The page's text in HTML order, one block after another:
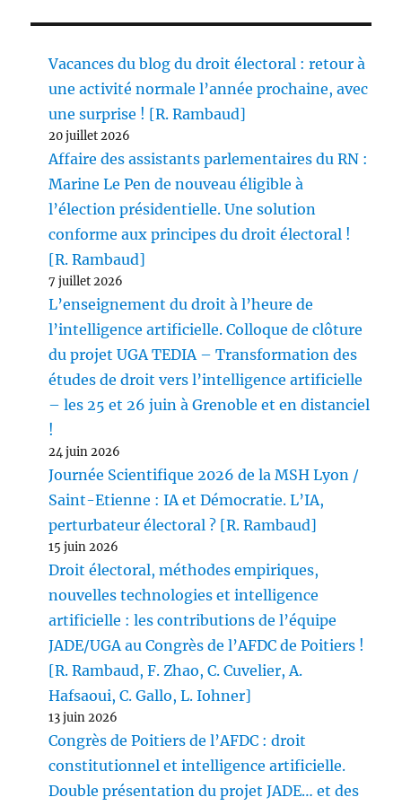
Vacances du blog du droit électoral : retour à
une activité normale l’année prochaine, avec
une surprise ! [R. Rambaud]
20 juillet 2026
Affaire des assistants parlementaires du RN :
Marine Le Pen de nouveau éligible à
l’élection présidentielle. Une solution
conforme aux principes du droit électoral !
[R. Rambaud]
7 juillet 2026
L’enseignement du droit à l’heure de
l’intelligence artificielle. Colloque de clôture
du projet UGA TEDIA – Transformation des
études de droit vers l’intelligence artificielle
– les 25 et 26 juin à Grenoble et en distanciel
!
24 juin 2026
Journée Scientifique 2026 de la MSH Lyon /
Saint-Etienne : IA et Démocratie. L’IA,
perturbateur électoral ? [R. Rambaud]
15 juin 2026
Droit électoral, méthodes empiriques,
nouvelles technologies et intelligence
artificielle : les contributions de l’équipe
JADE/UGA au Congrès de l’AFDC de Poitiers !
[R. Rambaud, F. Zhao, C. Cuvelier, A.
Hafsaoui, C. Gallo, L. Iohner]
13 juin 2026
Congrès de Poitiers de l’AFDC : droit
constitutionnel et intelligence artificielle.
Double présentation du projet JADE… et des